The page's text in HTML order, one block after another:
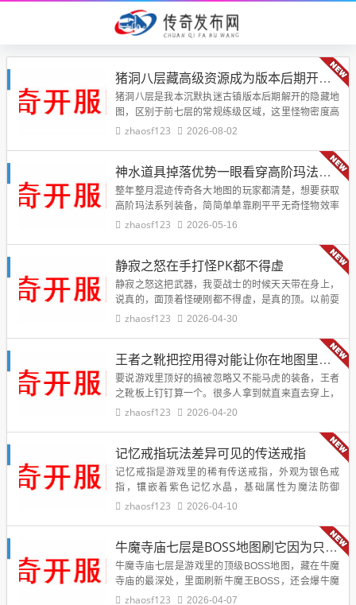
猪洞八层藏高级资源成为版本后期开荒秘境
猪洞八层是我本沉默执迷古镇版本后期解开的隐藏地
图，区别于前七层的常规练级区域，这里怪物密度高
到离谱、BOSS刷新老多回，高级装备、少见得很材
zhaosf123 2026-08-02
神水道具掉落优势一眼看穿高阶玛法装备爆率远超一截怪物
整年整月混迹传奇各大地图的玩家都清楚，想要获取
高阶玛法系列装备，简简单单靠刷平平无奇怪物效率
低到离谱，而借助神水道具‌增强后，玛装备的几率也
zhaosf123 2026-05-16
静寂之怒在手打怪PK都不得虚
静寂之怒这把武器，我耍战士的时候天天带在身上，
说真的，面顶着怪硬刚都不得虚，是真的顶。以前耍
战士，总觉得武器要么攻低，要么扛不住，直到打到
zhaosf123 2026-04-30
王者之靴把控用得对能让你在地图里少走弯路
要说游戏里顶好的搞被忽略又不能马虎的装备，王者
之靴板上钉钉算一个。很多人拿到就直来直去穿上，
压根不琢磨他的门道，其实这玩意儿得好好了解，还
zhaosf123 2026-04-20
记忆戒指玩法差异可见的传送戒指
记忆戒指是游戏里的稀有传送戒指，外观为银色戒
指，镶嵌着紫色记忆水晶，基础属性为魔法防御
+点，移动速度+10%，核心特效是定点传送玩家可以
zhaosf123 2026-04-10
牛魔寺庙七层是BOSS地图刷它因为只有有了这样材料之后才能做装备
牛魔寺庙七层是游戏里的顶级BOSS地图，藏在牛魔
寺庙的最深处，里面刷新牛魔王BOSS，还会爆牛魔
碎片黑铁矿等稀有材料，很多玩家不知道刷这里的意
zhaosf123 2026-04-07